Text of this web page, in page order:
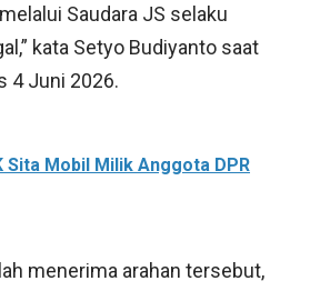
Saudara JS selaku
kata Setyo Budiyanto saat
4 Juni 2026.
Sita Mobil Milik Anggota DPR
menerima arahan tersebut,